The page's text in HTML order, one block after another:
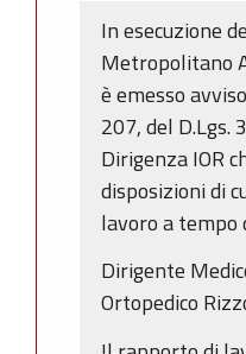
In esecuzione
Metropolitano
è emesso
207, del D.Lgs.
Dirigenza IOR
disposizioni di
lavoro a
Dirigente
Ortopedico